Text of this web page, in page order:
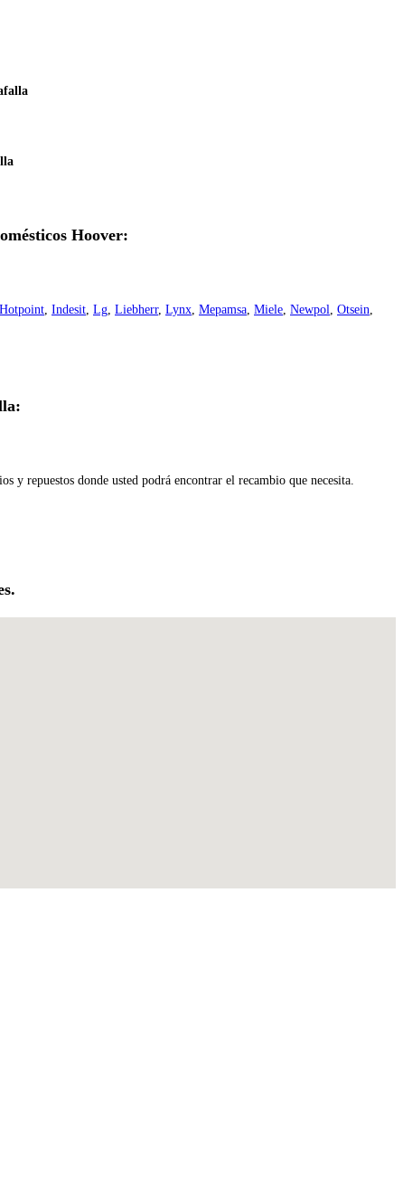
Hoover:
Hotpoint, Indesit, Lg, Liebherr, Lynx, Mepamsa, Miele, Newpol, Otsein,
y repuestos donde usted podrá encontrar el recambio que necesita.